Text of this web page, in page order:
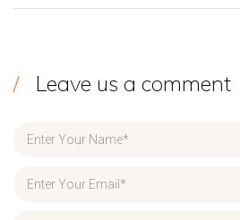
Leave us a comment